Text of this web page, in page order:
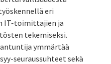
eri
IT-toimittajien ja
tekemiseksi.
ymmärtää
seuraussuhteet sekä